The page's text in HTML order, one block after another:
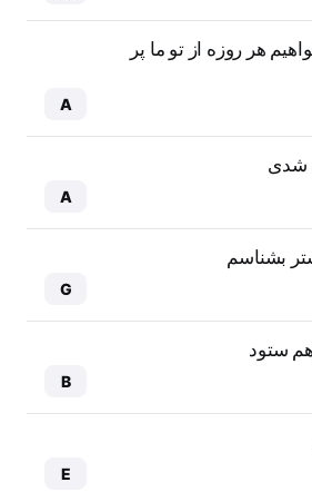
هر روزه از تو ما پر
A
شدی
A
بشناسم
G
ستود
B
E